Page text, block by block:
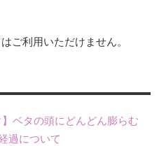
ご利用いただけません。
】ベタの頭にどんどん膨らむ
過について